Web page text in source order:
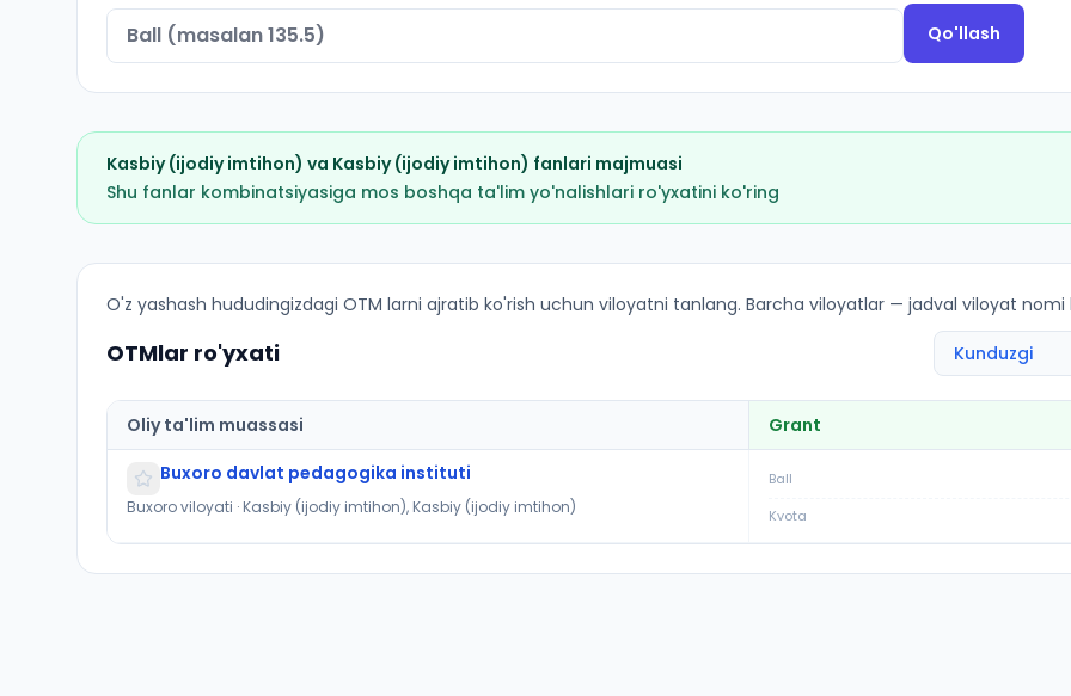
Qo'llash
Kasbiy (ijodiy imtihon) va Kasbiy (ijodiy imtihon) fanlari majmuasi
Shu fanlar kombinatsiyasiga mos boshqa ta'lim yo'nalishlari ro'yxatini ko'ring
Tasviriy sanʼat va muhandislik grafikasi (Shofirkon tumani): OTM lar bo'yicha kirish ballari va kvotalar
O'z yashash hududingizdagi OTM larni ajratib ko'rish uchun viloyatni tanlang. Barcha viloyatlar — jadval viloyat
OTMlar ro'yxati
Oliy ta'lim muassasi
Grant
Buxoro davlat pedagogika instituti
Buxoro viloyati · Kasbiy (ijodiy imtihon), Kasbiy (ijodiy imtihon)
Ball
Kvota